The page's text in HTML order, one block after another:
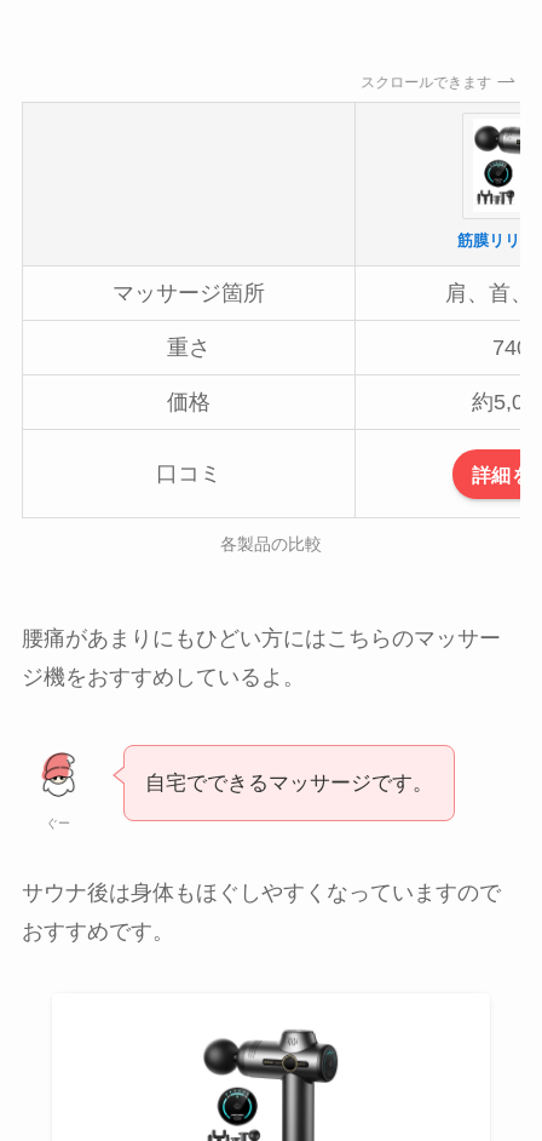
スクロールできます
筋膜リリー
マッサージ箇所 肩、首、
重さ 740
価格 約
口コミ 詳細を
各製品の比較
腰痛があまりにもひどい方にはこちらのマッサー
ジ機をおすすめしているよ。
ぐー
自宅でできるマッサージです。
サウナ後は身体もほぐしやすくなっていますので
おすすめです。